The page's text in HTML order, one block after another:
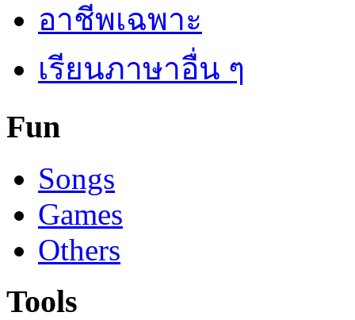
อาชีพเฉพาะ
เรียนภาษาอื่น ๆ
Fun
Songs
Games
Others
Tools